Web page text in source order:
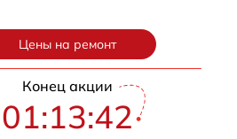
Цены на ремонт
Конец акции
01:13:41